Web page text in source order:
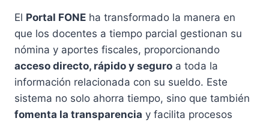
El Portal FONE ha transformado la manera en
que los docentes a tiempo parcial gestionan su
nómina y aportes fiscales, proporcionando
acceso directo, rápido y seguro a toda la
información relacionada con su sueldo. Este
sistema no solo ahorra tiempo, sino que también
fomenta la transparencia y facilita procesos